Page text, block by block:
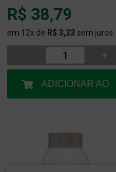
R$ 38,79
em 12x de R$ 3,23 sem juros
- +